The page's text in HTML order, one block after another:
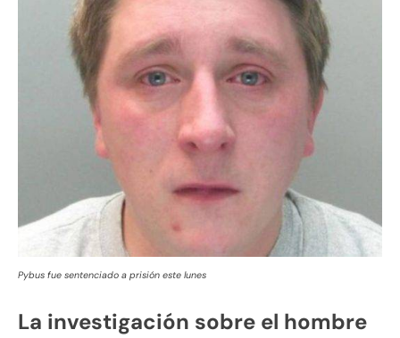
Pybus fue sentenciado a prisión este lunes
La investigación sobre el hombre